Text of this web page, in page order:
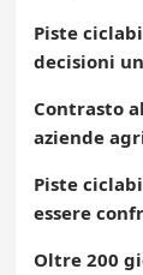
Piste
decisioni
Contrasto
aziende
Piste
essere
Oltre 200